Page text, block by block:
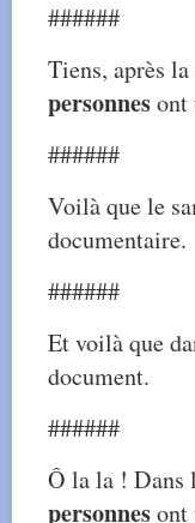
######
Tiens, après
personnesont
######
Voilà que le
documentaire.
######
Et voilà que
document.
######
Ô la la ! Dans
personnesont